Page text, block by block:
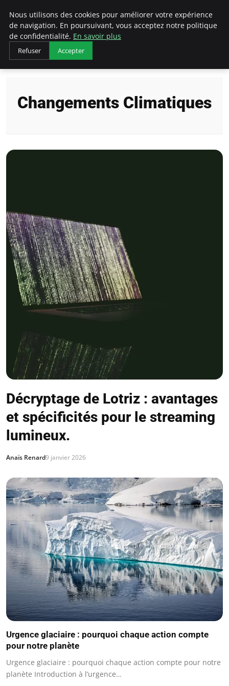
Arcticclimateemergency
Accueil Changements Climatiques
Changements Climatiques
Décryptage de Lotriz : avantages
et spécificités pour le streaming
lumineux.
Anaïs Renard9 janvier 2026
Urgence glaciaire : pourquoi chaque action compte
pour notre planète
Urgence glaciaire : pourquoi chaque action compte pour notre
planète Introduction à l’urgence…
Nous utilisons des cookies pour améliorer votre expérience
de navigation. En poursuivant, vous acceptez notre politique
de confidentialité. En savoir plus
Refuser Accepter